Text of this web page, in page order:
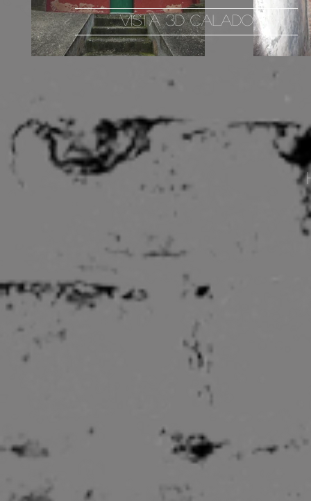
VISTA 3D CALADO